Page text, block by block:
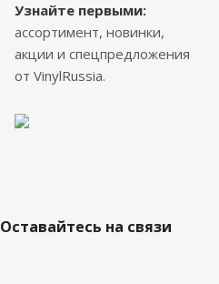
Узнайте первыми:
ассортимент, новинки,
акции и спецпредложения
от VinylRussia.
Оставайтесь на связи